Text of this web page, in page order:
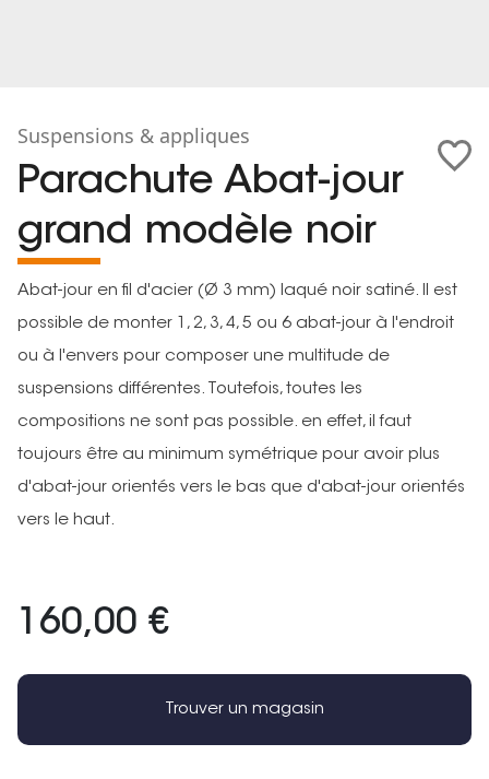
Suspensions & appliques
Parachute Abat-jour
grand modèle noir
Abat-jour en fil d'acier (Ø 3 mm) laqué noir satiné. Il est
possible de monter 1, 2, 3, 4, 5 ou 6 abat-jour à l'endroit
ou à l'envers pour composer une multitude de
suspensions différentes. Toutefois, toutes les
compositions ne sont pas possible. en effet, il faut
toujours être au minimum symétrique pour avoir plus
d'abat-jour orientés vers le bas que d'abat-jour orientés
vers le haut.
160,00 €
Trouver un magasin